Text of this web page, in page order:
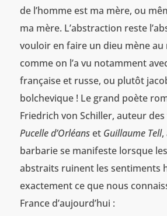
de l’homme est ma mère, ou
ma mère. L’abstraction reste
vouloir en faire un dieu mène au
comme on l’a vu notamment
française et russe, ou plutôt
bolchevique ! Le grand poète
Friedrich von Schiller, auteur
Pucelle d’Orléanset Guillaume Tell,
barbarie se manifeste lorsque
abstraits ruinent les sentiments
exactement ce que nous
France d’aujourd’hui :